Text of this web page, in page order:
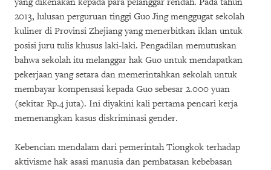
2013, lulusan perguruan tinggi Guo Jing menggugat sekolah
kuliner di Provinsi Zhejiang yang menerbitkan iklan untuk
posisi juru tulis khusus laki-laki. Pengadilan memutuskan
bahwa sekolah itu melanggar hak Guo untuk mendapatkan
pekerjaan yang setara dan memerintahkan sekolah untuk
membayar kompensasi kepada Guo sebesar 2.000 yuan
(sekitar Rp.4 juta). Ini diyakini kali pertama pencari kerja
memenangkan kasus diskriminasi gender.
Kebencian mendalam dari pemerintah Tiongkok terhadap
aktivisme hak asasi manusia dan pembatasan kebebasan